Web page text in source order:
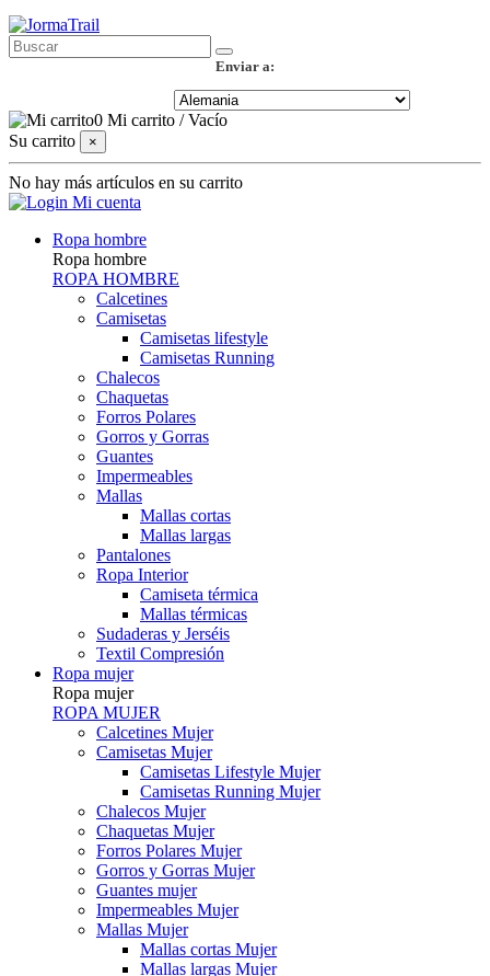
Enviar a:
0 Mi carrito /Vacío
Su carrito
×
No hay más artículos en su carrito
Mi cuenta
Ropa hombre
Ropa hombre
ROPA HOMBRE
Calcetines
Camisetas
Camisetas lifestyle
Camisetas Running
Chalecos
Chaquetas
Forros Polares
Gorros y Gorras
Guantes
Impermeables
Mallas
Mallas cortas
Mallas largas
Pantalones
Ropa Interior
Camiseta térmica
Mallas térmicas
Sudaderas y Jerséis
Textil Compresión
Ropa mujer
Ropa mujer
ROPA MUJER
Calcetines Mujer
Camisetas Mujer
Camisetas Lifestyle Mujer
Camisetas Running Mujer
Chalecos Mujer
Chaquetas Mujer
Forros Polares Mujer
Gorros y Gorras Mujer
Guantes mujer
Impermeables Mujer
Mallas Mujer
Mallas cortas Mujer
Mallas largas Mujer